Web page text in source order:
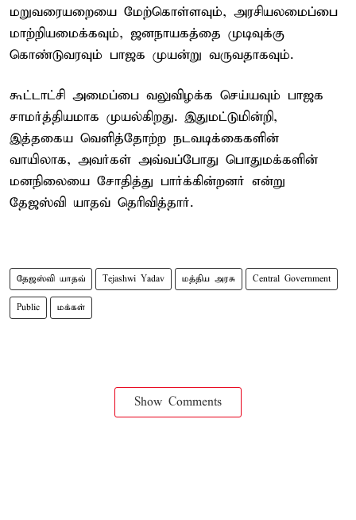
மறுவரையறையை மேற்கொள்ளவும், அரசியலமைப்பை
மாற்றியமைக்கவும், ஜனநாயகத்தை முடிவுக்கு
கொண்டுவரவும் பாஜக முயன்று வருவதாகவும்.
கூட்டாட்சி அமைப்பை வலுவிழக்க செய்யவும் பாஜக
சாமர்த்தியமாக முயல்கிறது. இதுமட்டுமின்றி,
இத்தகைய வெளித்தோற்ற நடவடிக்கைகளின்
வாயிலாக, அவர்கள் அவ்வப்போது பொதுமக்களின்
மனநிலையை சோதித்து பார்க்கின்றனர் என்று
தேஜஸ்வி யாதவ் தெரிவித்தார்.
தேஜஸ்வி யாதவ் Tejashwi Yadav மத்திய அரசு Central Government
Public மக்கள்
Show Comments